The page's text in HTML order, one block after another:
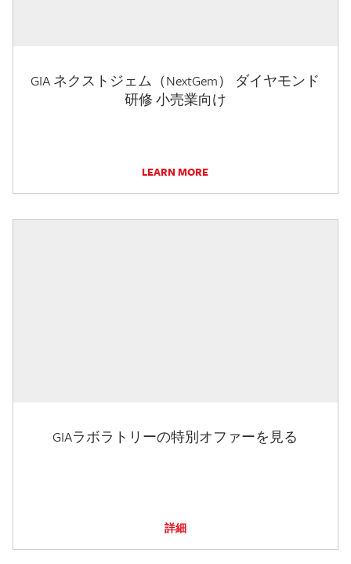
GIA ネクストジェム（NextGem） ダイヤモンド
研修 小売業向け
LEARN MORE
GIAラボラトリーの特別オファーを見る
詳細